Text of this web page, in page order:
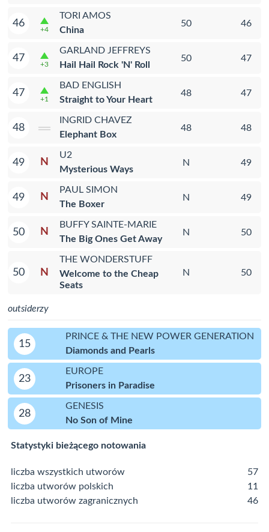
46
+4
TORI AMOS
China
50 46
47
+3
GARLAND JEFFREYS
Hail Hail Rock 'N' Roll
50 47
47
+1
BAD ENGLISH
Straight to Your Heart
48 47
48
INGRID CHAVEZ
Elephant Box
48 48
49 N
U2
Mysterious Ways
N 49
49 N
PAUL SIMON
The Boxer
N 49
50 N
BUFFY SAINTE-MARIE
The Big Ones Get Away
N 50
50 N
THE WONDERSTUFF
Welcome to the Cheap
Seats
N 50
outsiderzy
15
PRINCE & THE NEW POWER GENERATION
Diamonds and Pearls
23
EUROPE
Prisoners in Paradise
28
GENESIS
No Son of Mine
Statystyki bieżącego notowania
liczba wszystkich utworów
57
liczba utworów polskich
11
liczba utworów zagranicznych
46